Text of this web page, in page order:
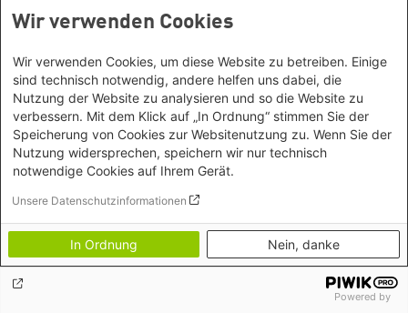
wirtschaftlicher Aufschwung.
Mandy Schielke:Bertram Fleck Vielen Dank für dieses
interessante und sehr inspirierende Gespräch.
Bertram Fleck:Vielen Dank, Frau Schielke!
Outro:
Wenn ihr mehr hören wollt, abonniert
Böll.Regional in der Podcast App Eurer Wahl, wie
beispielsweise Apple Podcast, Spotify oder Soundcloud.
Wir verwenden Cookies
Wir verwenden Cookies, um diese Website zu betreiben. Einige
sind technisch notwendig, andere helfen uns dabei, die
Nutzung der Website zu analysieren und so die Website zu
verbessern. Mit dem Klick auf „In Ordnung“ stimmen Sie der
Speicherung von Cookies zur Websitenutzung zu. Wenn Sie der
Nutzung widersprechen, speichern wir nur technisch
notwendige Cookies auf Ihrem Gerät.
Unsere Datenschutzinformationen
In Ordnung Nein, danke
Powered by